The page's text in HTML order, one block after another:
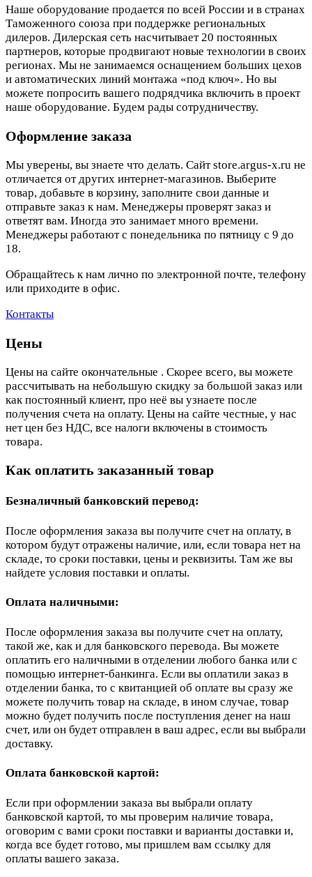
Наше оборудование продается по всей России и в странах
Таможенного союза при поддержке региональных
дилеров. Дилерская сеть насчитывает 20 постоянных
партнеров, которые продвигают новые технологии в своих
регионах. Мы не занимаемся оснащением больших цехов
и автоматических линий монтажа «под ключ». Но вы
можете попросить вашего подрядчика включить в проект
наше оборудование. Будем рады сотрудничеству.
Оформление заказа
Мы уверены, вы знаете что делать. Сайт store.argus-x.ru не
отличается от других интернет-магазинов. Выберите
товар, добавьте в корзину, заполните свои данные и
отправьте заказ к нам. Менеджеры проверят заказ и
ответят вам. Иногда это занимает много времени.
Менеджеры работают с понедельника по пятницу с 9 до
18.
Обращайтесь к нам лично по электронной почте, телефону
или приходите в офис.
Контакты
Цены
Цены на сайте окончательные . Скорее всего, вы можете
рассчитывать на небольшую скидку за большой заказ или
как постоянный клиент, про неё вы узнаете после
получения счета на оплату. Цены на сайте честные, у нас
нет цен без НДС, все налоги включены в стоимость
товара.
Как оплатить заказанный товар
Безналичный банковский перевод:
После оформления заказа вы получите счет на оплату, в
котором будут отражены наличие, или, если товара нет на
складе, то сроки поставки, цены и реквизиты. Там же вы
найдете условия поставки и оплаты.
Оплата наличными:
После оформления заказа вы получите счет на оплату,
такой же, как и для банковского перевода. Вы можете
оплатить его наличными в отделении любого банка или с
помощью интернет-банкинга. Если вы оплатили заказ в
отделении банка, то с квитанцией об оплате вы сразу же
можете получить товар на складе, в ином случае, товар
можно будет получить после поступления денег на наш
счет, или он будет отправлен в ваш адрес, если вы выбрали
доставку.
Оплата банковской картой:
Если при оформлении заказа вы выбрали оплату
банковской картой, то мы проверим наличие товара,
оговорим с вами сроки поставки и варианты доставки и,
когда все будет готово, мы пришлем вам ссылку для
оплаты вашего заказа.